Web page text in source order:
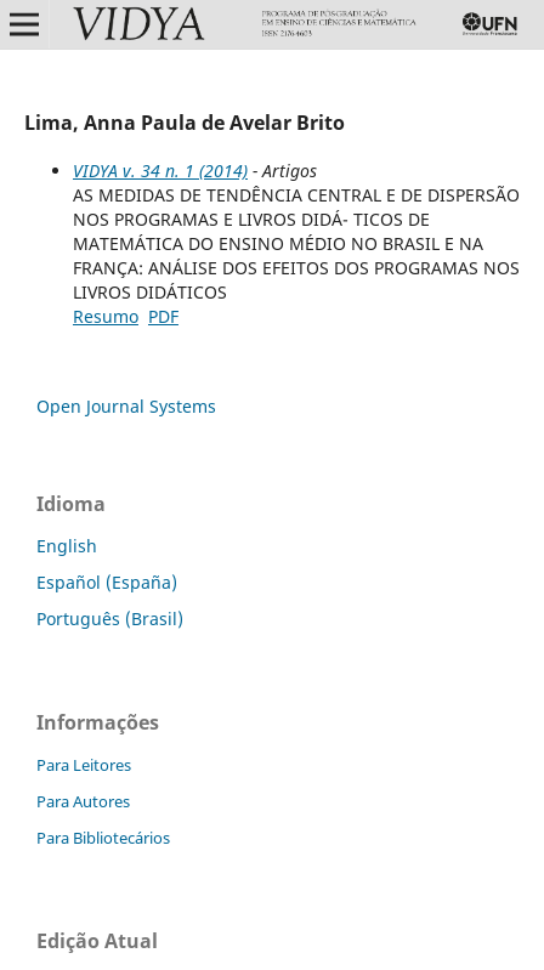
Lima, Anna Paula de Avelar Brito
VIDYA v. 34 n. 1 (2014)- Artigos
AS MEDIDAS DE TENDÊNCIA CENTRAL E DE DISPERSÃO
NOS PROGRAMAS E LIVROS DIDÁ- TICOS DE
MATEMÁTICA DO ENSINO MÉDIO NO BRASIL E NA
FRANÇA: ANÁLISE DOS EFEITOS DOS PROGRAMAS NOS
LIVROS DIDÁTICOS
Resumo PDF
Open Journal Systems
Idioma
English
Español (España)
Português (Brasil)
Informações
Para Leitores
Para Autores
Para Bibliotecários
Edição Atual